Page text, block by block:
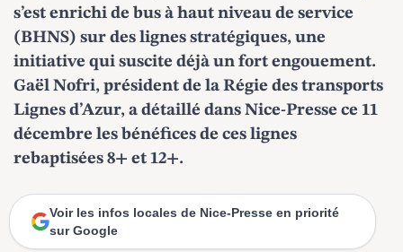
s’est enrichi de bus à haut niveau de service
(BHNS) sur des lignes stratégiques, une
initiative qui suscite déjà un fort engouement.
Gaël Nofri, président de la Régie des transports
Lignes d’Azur, a détaillé dans Nice-Presse ce 11
décembre les bénéfices de ces lignes
rebaptisées 8+ et 12+.
Voir les infos locales de Nice-Presse en priorité
sur Google